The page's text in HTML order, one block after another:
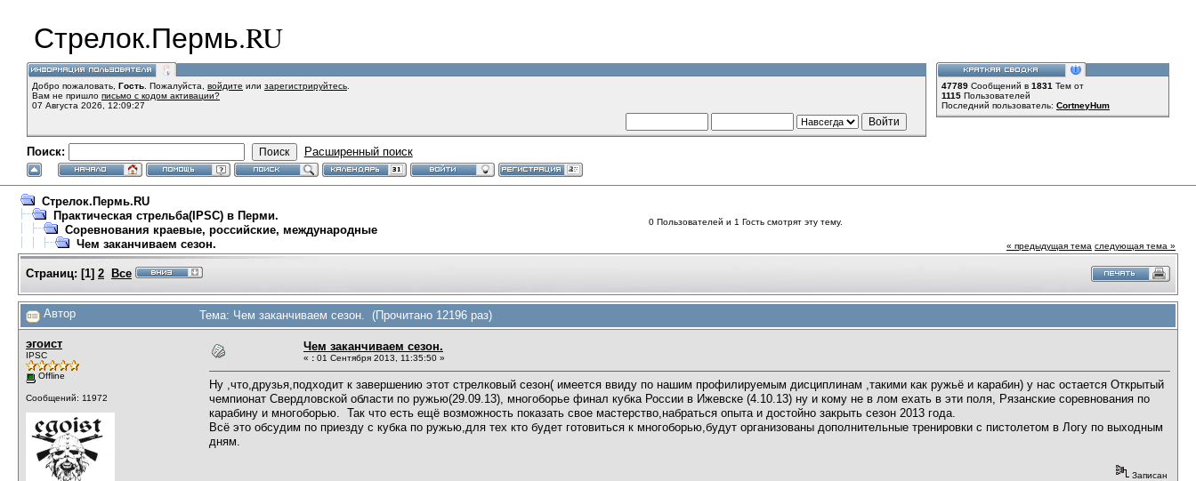
Стрелок.Пермь.RU
Добро пожаловать, Гость . Пожалуйста, войдите или зарегистрируйтесь
Вам не пришло письмо с кодом активации?
07 Августа 2026, 12:09:27
Поиск: Расширенный поиск
47789 Сообщений в 1831 Тем от
1115 Пользователей
Последний пользователь: CortneyHum
Стрелок.Пермь.RU
Практическая стрельба(IPSC) в Перми.
Соревнования краевые, российские, международные
Чем заканчиваем сезон.
0 Пользователей и 1 Гость смотрят эту тему.
« предыдущая тема следующая тема »
Страниц: [1] 2 Все
Автор Тема: Чем заканчиваем сезон. (Прочитано 12196 раз)
эгоист
IPSC
Offline
Сообщений: 11972
Чем заканчиваем сезон.
« : 01 Сентября 2013, 11:35:50 »
Ну ,что,друзья,подходит к завершению этот стрелковый сезон( имеется ввиду по нашим профилируемым дисциплинам ,такими как ружьё и карабин) у нас остается Открытый
чемпионат Свердловской области по ружью(29.09.13), многоборье финал кубка России в Ижевске (4.10.13) ну и кому не в лом ехать в эти поля, Рязанские соревнования по
карабину и многоборью. Так что есть ещё возможность показать свое мастерство,набраться опыта и достойно закрыть сезон 2013 года.
Всё это обсудим по приезду с кубка по ружью,для тех кто будет готовиться к многоборью,будут организованы дополнительные тренировки с пистолетом в Логу по выходным
дням.
Записан